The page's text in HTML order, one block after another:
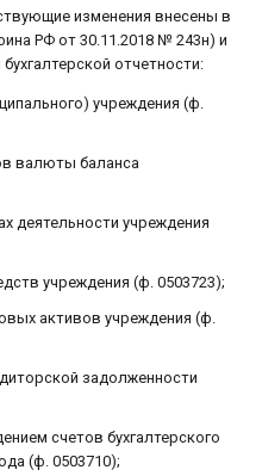
изменения внесены в
РФ от 30.11.2018 № 243н) и
отчетности:
учреждения (ф.
валюты баланса
деятельности учреждения
учреждения (ф. 0503723);
активов учреждения (ф.
задолженности
счетов бухгалтерского
(ф. 0503710);